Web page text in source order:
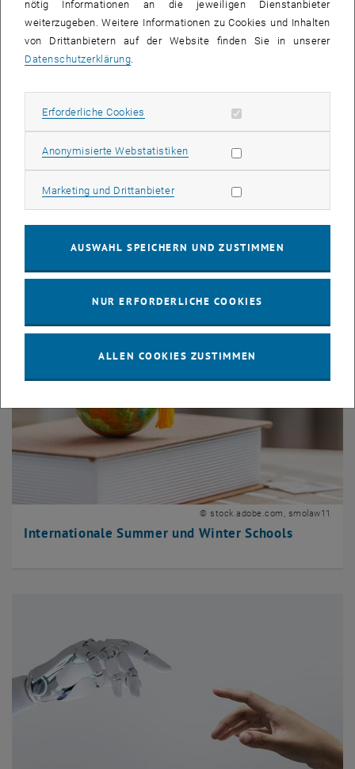
Subseiten von Winter
Mobility Incoming
Internationale Summer und Winter Schools
© stock.adobe.com, smolaw11
nötig Informationen an die jeweiligen Dienstanbieter
weiterzugeben. Weitere Informationen zu Cookies und Inhalten
von Drittanbietern auf der Website finden Sie in unserer
Datenschutzerklärung.
Erforderliche Cookies Erforderliche Cookies zulassen
Anonymisierte WebstatistikenStatistik Cookies zulassen
Marketing und DrittanbieterMarketing Cookies zulassen
AUSWAHL SPEICHERN UND ZUSTIMMEN
NUR ERFORDERLICHE COOKIES
ALLEN COOKIES ZUSTIMMEN